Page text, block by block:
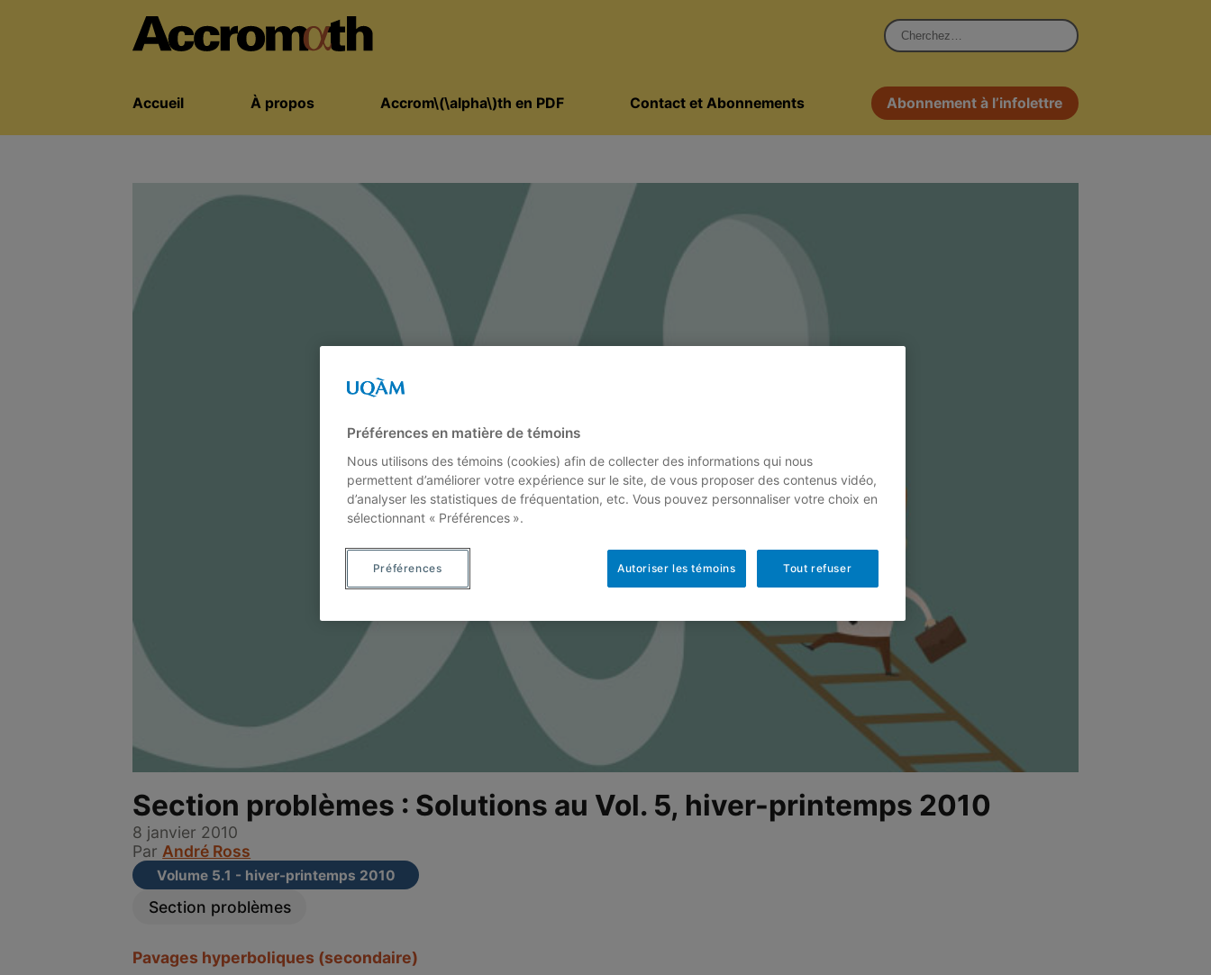
Rechercher :
Accueil À propos Accrom\(\alpha\)th en PDF Contact et Abonnements Abonnement à l’infolettre
Section problèmes : Solutions au Vol. 5, hiver-printemps 2010
8 janvier 2010
Par André Ross
Volume 5.1 - hiver-printemps 2010
Section problèmes
Pavages hyperboliques (secondaire)
Préférences en matière de témoins
Nous utilisons des témoins (cookies) afin de collecter des informations qui nous
permettent d’améliorer votre expérience sur le site, de vous proposer des contenus vidéo,
d’analyser les statistiques de fréquentation, etc. Vous pouvez personnaliser votre choix en
sélectionnant « Préférences ».
Tout refuser
Autoriser les témoins
Préférences